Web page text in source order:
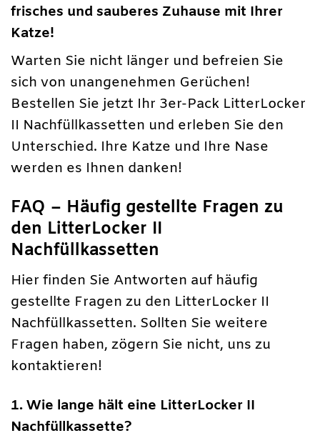
frisches und sauberes Zuhause mit Ihrer
Katze!
Warten Sie nicht länger und befreien Sie
sich von unangenehmen Gerüchen!
Bestellen Sie jetzt Ihr 3er-Pack LitterLocker
II Nachfüllkassetten und erleben Sie den
Unterschied. Ihre Katze und Ihre Nase
werden es Ihnen danken!
FAQ – Häufig gestellte Fragen zu
den LitterLocker II
Nachfüllkassetten
Hier finden Sie Antworten auf häufig
gestellte Fragen zu den LitterLocker II
Nachfüllkassetten. Sollten Sie weitere
Fragen haben, zögern Sie nicht, uns zu
kontaktieren!
1. Wie lange hält eine LitterLocker II
Nachfüllkassette?